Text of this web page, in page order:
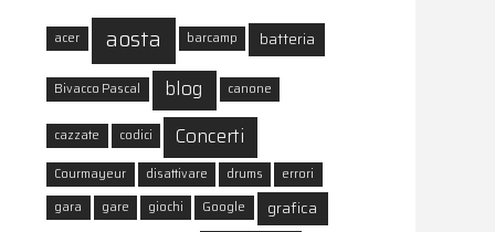
acer aosta barcamp batteria
Bivacco Pascal blog canone
cazzate codici Concerti
Courmayeur disattivare drums
errori
gara
gare giochi Google grafica